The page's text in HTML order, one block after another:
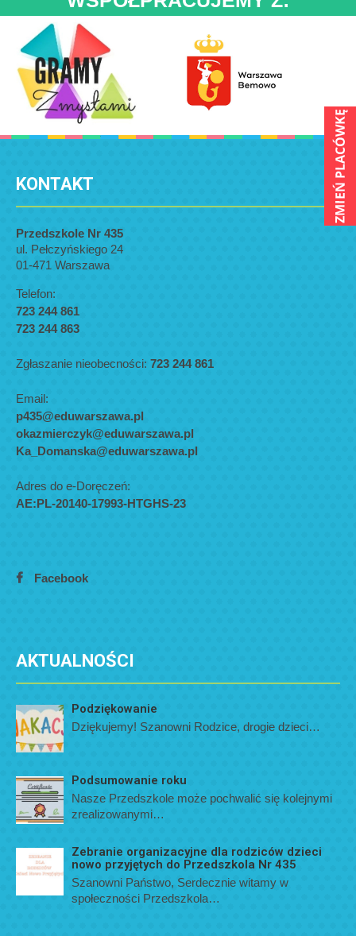
KONTAKT
Przedszkole Nr 435
ul. Pełczyńskiego 24
01-471 Warszawa
Telefon:
723 244 861
723 244 863
Zgłaszanie nieobecności: 723 244 861
Email:
p435@eduwarszawa.pl
okazmierczyk@eduwarszawa.pl
Ka_Domanska@eduwarszawa.pl
Adres do e-Doręczeń:
AE:PL-20140-17993-HTGHS-23
Facebook
AKTUALNOŚCI
Podziękowanie
Dziękujemy! Szanowni Rodzice, drogie dzieci…
Podsumowanie roku
Nasze Przedszkole może pochwalić się kolejnymi
zrealizowanymi…
Zebranie organizacyjne dla rodziców dzieci
nowo przyjętych do Przedszkola Nr 435
Szanowni Państwo, Serdecznie witamy w
społeczności Przedszkola…